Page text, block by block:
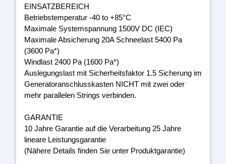
EINSATZBEREICH
Betriebstemperatur -40 to +85°C
Maximale Systemspannung 1500V DC (IEC)
Maximale Absicherung 20A Schneelast 5400 Pa
(3600 Pa*)
Windlast 2400 Pa (1600 Pa*)
Auslegungslast mit Sicherheitsfaktor 1.5 Sicherung im
Generatoranschlusskasten NICHT mit zwei oder
mehr parallelen Strings verbinden.
GARANTIE
10 Jahre Garantie auf die Verarbeitung 25 Jahre
lineare Leistungsgarantie
(Nähere Details finden Sie unter Produktgarantie)